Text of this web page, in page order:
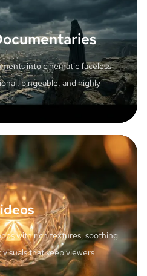
into cinematic faceless
bingeable, and highly
with rich textures, soothing
that keep viewers